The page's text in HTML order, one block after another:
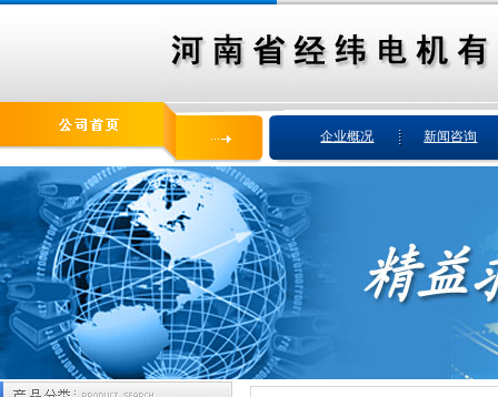
企业概况 新闻咨询